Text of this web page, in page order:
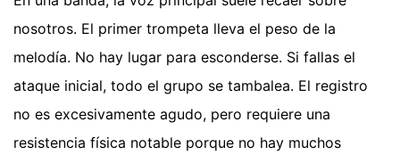
nosotros. El primer trompeta lleva el peso de la
melodía. No hay lugar para esconderse. Si fallas el
ataque inicial, todo el grupo se tambalea. El registro
no es excesivamente agudo, pero requiere una
resistencia física notable porque no hay muchos